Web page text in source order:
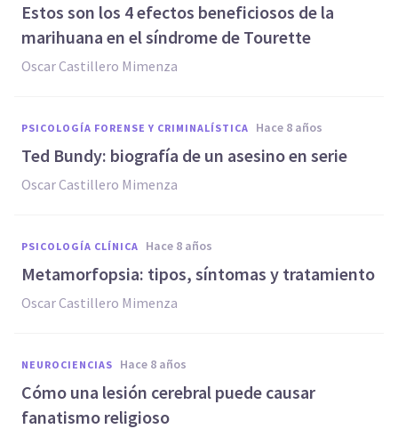
Estos son los 4 efectos beneficiosos de la
marihuana en el síndrome de Tourette
Oscar Castillero Mimenza
PSICOLOGÍA FORENSE Y CRIMINALÍSTICA hace 8 años
Ted Bundy: biografía de un asesino en serie
Oscar Castillero Mimenza
PSICOLOGÍA CLÍNICA hace 8 años
Metamorfopsia: tipos, síntomas y tratamiento
Oscar Castillero Mimenza
NEUROCIENCIAS hace 8 años
Cómo una lesión cerebral puede causar
fanatismo religioso